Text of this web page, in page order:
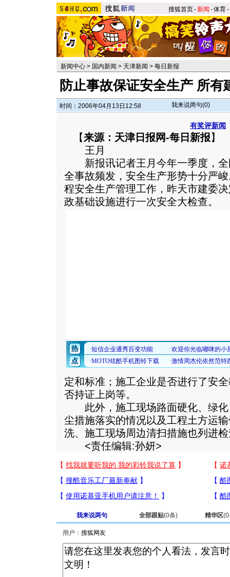
搜狐首页-新闻 -体育-
新闻中心 > 国内新闻 > 天津新闻 > 每日新报
防止事故保证安全生产 所有
时间：2006年04月13日12:58 我来说两句(0)
有奖评新闻
【来源：天津日报网-每日新报】
王月
新报讯记者王月今年一季度，全
全事故频发，安全生产形势十分严
程安全生产管理工作，昨天市建委
政基础设施进行一次安全大检查。
定和标准；施工企业是否进行了安
否持证上岗等。
此外，施工现场路面硬化、绿化
尘措施落实的情况以及工程土方运
洗、施工现场周边清扫措施也列进
<责任编辑:孙妍>
我来说两句 全部跟贴(0条) 精华区(0
用户：